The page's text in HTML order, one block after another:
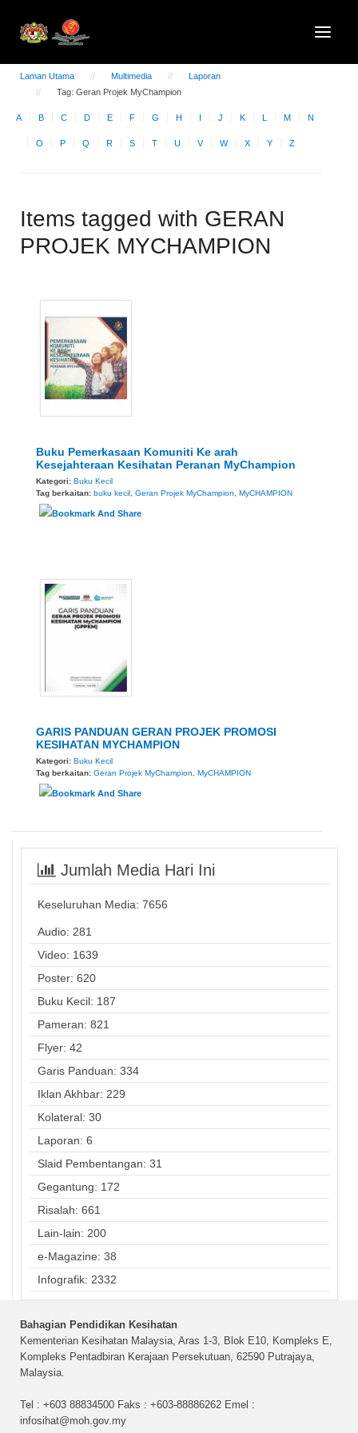
Laman Utama Multimedia
Laporan
Tag: Geran Projek MyChampion
A B C D E F G H I J K L M N
O P Q R S T U V W X Y Z
Items tagged with GERAN
PROJEK MYCHAMPION
Buku Pemerkasaan Komuniti Ke arah
Kesejahteraan Kesihatan Peranan MyChampion
Kategori: Buku Kecil
Tag berkaitan: buku kecil, Geran Projek MyChampion, MyCHAMPION
GARIS PANDUAN GERAN PROJEK PROMOSI
KESIHATAN MYCHAMPION
Kategori: Buku Kecil
Tag berkaitan: Geran Projek MyChampion MyCHAMPION
Jumlah Media Hari Ini
Keseluruhan Media: 7656
Audio: 281
Video: 1639
Poster: 620
Buku Kecil: 187
Pameran: 821
Flyer: 42
Garis Panduan: 334
Iklan Akhbar: 229
Kolateral: 30
Laporan: 6
Slaid Pembentangan: 31
Gegantung: 172
Risalah: 661
Lain-lain: 200
e-Magazine: 38
Infografik: 2332
Bahagian Pendidikan Kesihatan
Kementerian Kesihatan Malaysia, Aras 1-3, Blok E10, Kompleks E,
Kompleks Pentadbiran Kerajaan Persekutuan, 62590 Putrajaya,
Malaysia.
Tel : +603 88834500 Faks : +603-88886262 Emel :
infosihat@moh.gov.my